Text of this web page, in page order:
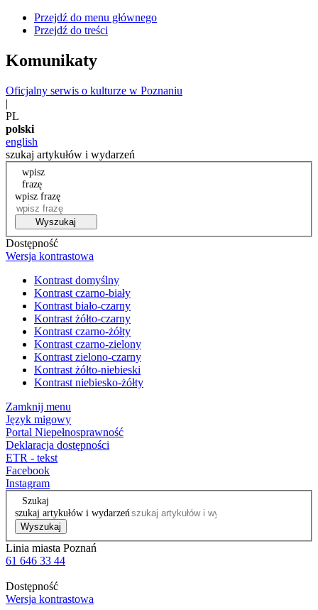
Przejdź do menu głównego
Przejdź do treści
Komunikaty
Oficjalny serwis o kulturze w Poznaniu
|
PL
polski
english
szukaj artykułów i wydarzeń
wpisz
frazę
wpisz frazę
Wyszukaj
Dostępność
Wersja kontrastowa
Kontrast domyślny
Kontrast czarno-biały
Kontrast biało-czarny
Kontrast żółto-czarny
Kontrast czarno-żółty
Kontrast czarno-zielony
Kontrast zielono-czarny
Kontrast żółto-niebieski
Kontrast niebiesko-żółty
Zamknij menu
Język migowy
Portal Niepełnosprawność
Deklaracja dostępności
ETR - tekst
Facebook
Instagram
Szukaj
szukaj artykułów i wydarzeń
Wyszukaj
Linia miasta Poznań
61 646 33 44
Dostępność
Wersja kontrastowa